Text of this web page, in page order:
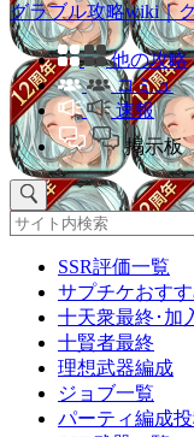
グラブル攻略wiki｜
他の攻略
コミュ
速報
掲示板
SSR評価一覧
サプチケおす
十天衆最終･加
十賢者最終
理想武器編成
ジョブ一覧
パーティ編成